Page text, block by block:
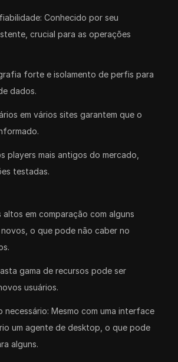
Conhecido por seu
crucial para as operações
forte e isolamento de perfis para
dados.
em vários sites garantem que o
players mais antigos do mercado,
testadas.
altos em comparação com alguns
o que pode não caber no
gama de recursos pode ser
usuários.
necessário: Mesmo com uma interface
um agente de desktop, o que pode
alguns.